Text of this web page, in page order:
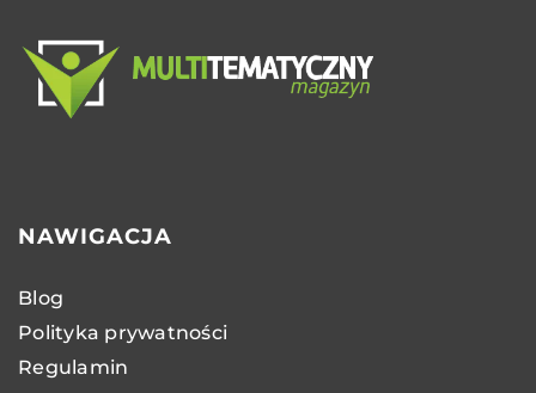
NAWIGACJA
Blog
Polityka prywatności
Regulamin